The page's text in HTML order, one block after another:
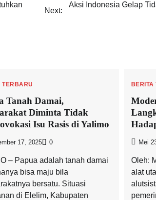
Next:
Aksi Indonesia Gelap
TERBARU
Tanah Damai,
Diminta Tidak
Isu Rasis di Yalimo
17, 2025 0
– Papua adalah tanah damai
bisa maju bila
bersatu. Situasi
di Elelim, Kabupaten
BERITA
Mei
Oleh:
alat